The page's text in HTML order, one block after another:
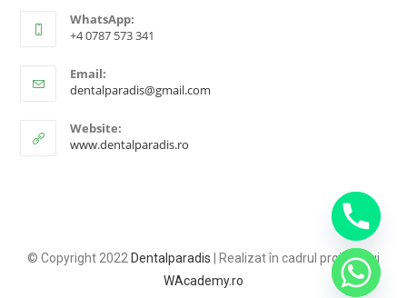
WhatsApp:
+4 0787 573 341
Email:
dentalparadis@gmail.com
Website:
www.dentalparadis.ro
© Copyright 2022 Dentalparadis | Realizat în cadrul proiectului
WAcademy.ro